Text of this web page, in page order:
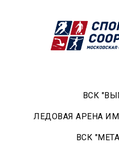
ВСК
ЛЕДОВАЯ АРЕНА
ВСК